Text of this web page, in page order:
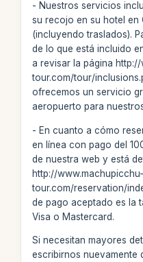
- Nuestros servicios
su recojo en su hotel en
(incluyendo traslados).
de lo que está incluido
a revisar la página
tour.com/tour/
ofrecemos un servicio
aeropuerto para
- En cuanto a cómo
en línea con pago del
de nuestra web y está
http://www.machupicchu-
tour.com/reservation/
de pago aceptado es la
Visa o Mastercard.
Si necesitan mayores
escribirnos nuevamente